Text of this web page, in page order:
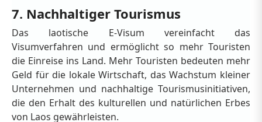
7. Nachhaltiger Tourismus
Das laotische E-Visum vereinfacht das
Visumverfahren und ermöglicht so mehr Touristen
die Einreise ins Land. Mehr Touristen bedeuten mehr
Geld für die lokale Wirtschaft, das Wachstum kleiner
Unternehmen und nachhaltige Tourismusinitiativen,
die den Erhalt des kulturellen und natürlichen Erbes
von Laos gewährleisten.